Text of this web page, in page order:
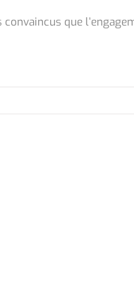
convaincus que